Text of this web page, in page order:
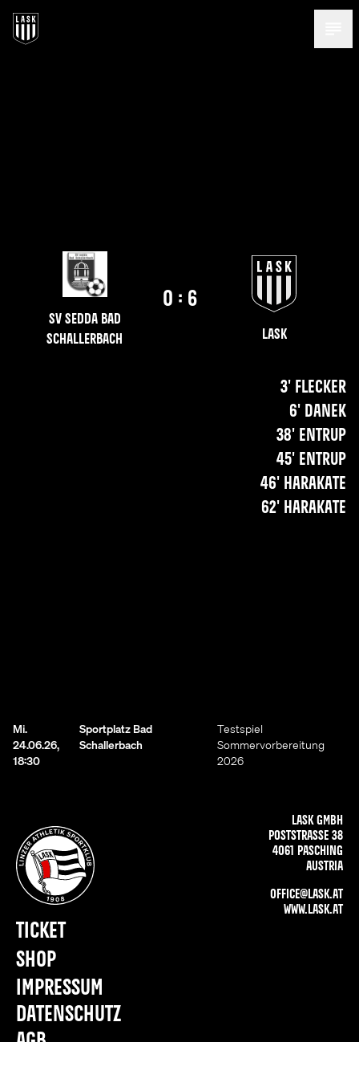
SV sedda Bad
Schallerbach
0 : 6
LASK
3' Flecker
6' Danek
38' Entrup
45' Entrup
46' Harakate
62' Harakate
Mi.
24.06.26,
18:30
Sportplatz Bad
Schallerbach
Testspiel
Sommervorbereitung
2026
LASK GMBH
POSTSTRASSE 38
4061 PASCHING
AUSTRIA
OFFICE@LASK.AT
WWW.LASK.AT
IMPRESSUM
DATENSCHUTZ
AGB
TICKET
SHOP